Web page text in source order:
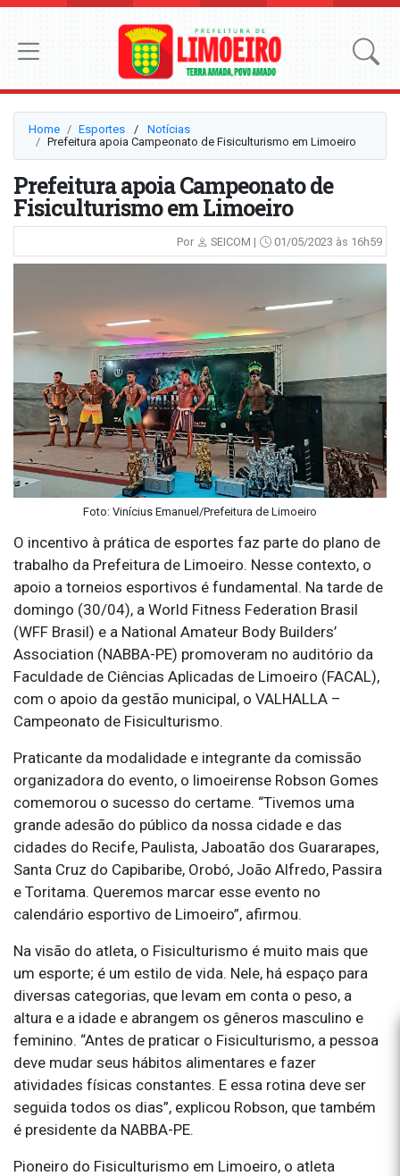
Home Esportes ⠀/⠀ Notícias
Prefeitura apoia Campeonato de Fisiculturismo em Limoeiro
Prefeitura apoia Campeonato de
Fisiculturismo em Limoeiro
Por SEICOM | 01/05/2023 às 16h59
Foto: Vinícius Emanuel/Prefeitura de Limoeiro
O incentivo à prática de esportes faz parte do plano de
trabalho da Prefeitura de Limoeiro. Nesse contexto, o
apoio a torneios esportivos é fundamental. Na tarde de
domingo (30/04), a World Fitness Federation Brasil
(WFF Brasil) e a National Amateur Body Builders’
Association (NABBA-PE) promoveram no auditório da
Faculdade de Ciências Aplicadas de Limoeiro (FACAL),
com o apoio da gestão municipal, o VALHALLA –
Campeonato de Fisiculturismo.
Praticante da modalidade e integrante da comissão
organizadora do evento, o limoeirense Robson Gomes
comemorou o sucesso do certame. “Tivemos uma
grande adesão do público da nossa cidade e das
cidades do Recife, Paulista, Jaboatão dos Guararapes,
Santa Cruz do Capibaribe, Orobó, João Alfredo, Passira
e Toritama. Queremos marcar esse evento no
calendário esportivo de Limoeiro”, afirmou.
Na visão do atleta, o Fisiculturismo é muito mais que
um esporte; é um estilo de vida. Nele, há espaço para
diversas categorias, que levam em conta o peso, a
altura e a idade e abrangem os gêneros masculino e
feminino. “Antes de praticar o Fisiculturismo, a pessoa
deve mudar seus hábitos alimentares e fazer
atividades físicas constantes. E essa rotina deve ser
seguida todos os dias”, explicou Robson, que também
é presidente da NABBA-PE.
Pioneiro do Fisiculturismo em Limoeiro, o atleta